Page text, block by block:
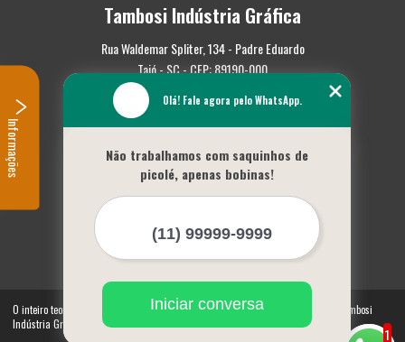
Tambosi Indústria Gráfica
Rua Waldemar Spliter, 134 - Padre Eduardo
Taió - SC - CEP: 89190-000
(47) 3562-0587
Empresa
Missão
Serviços
Mapa do site
Mais Serviços
O inteiro teor deste site está sujeito à proteção de direitos autorais. Copyright© Tambosi
Indústria Gráfica (Lei 9610 de 19/02/1998)
1
Olá! Fale agora pelo WhatsApp.
Não trabalhamos com saquinhos de
picolé, apenas bobinas!
Iniciar conversa
Informações